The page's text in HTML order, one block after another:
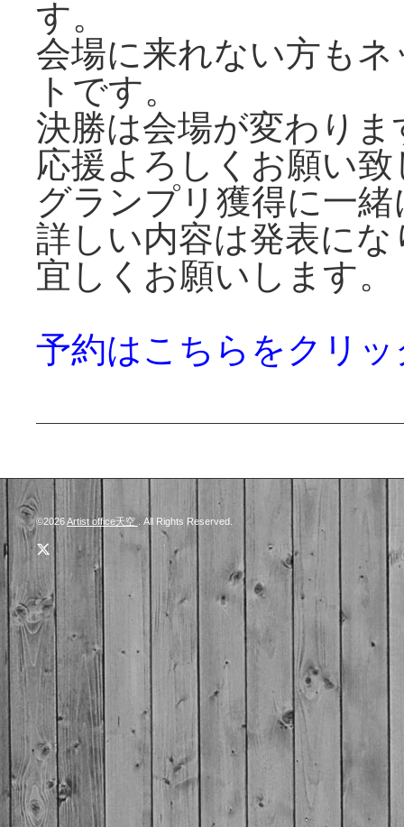
す。
会場に来れない方も
トです。
決勝は会場が変わり
応援よろしくお願い
グランプリ獲得に一
詳しい内容は発表に
宜しくお願いします。
予約はこちらをクリッ
©2026Artist office天空 . All Rights Reserved.